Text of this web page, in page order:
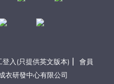
登入(只提供英文版本) | 會員
衣研發中心有限公司